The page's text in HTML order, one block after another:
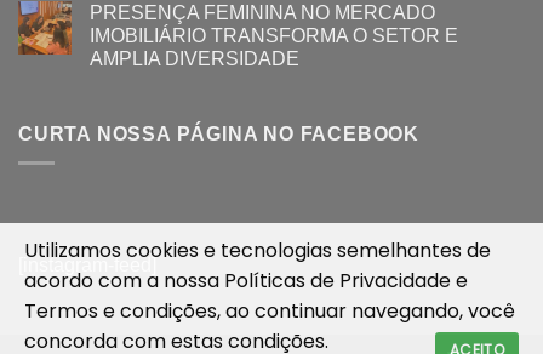
PRESENÇA FEMININA NO MERCADO
IMOBILIÁRIO TRANSFORMA O SETOR E
AMPLIA DIVERSIDADE
CURTA NOSSA PÁGINA NO FACEBOOK
Utilizamos cookies e tecnologias semelhantes de
acordo com a nossa Políticas de Privacidadee
Termos e condições, ao continuar navegando, você
concorda com estas condições.
ACEITO